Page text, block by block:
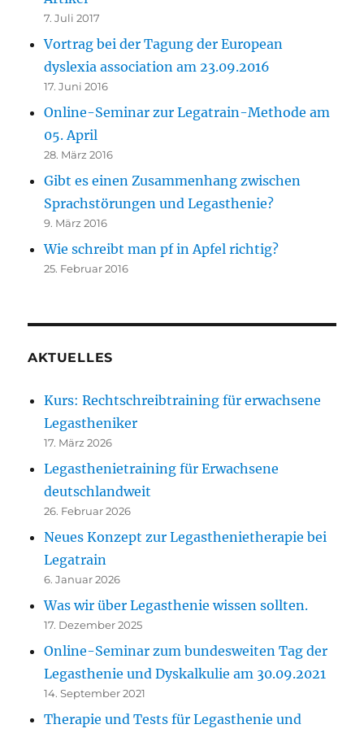
7. Juli 2017
Vortrag bei der Tagung der European
dyslexia association am 23.09.2016
17. Juni 2016
Online-Seminar zur Legatrain-Methode am
05. April
28. März 2016
Gibt es einen Zusammenhang zwischen
Sprachstörungen und Legasthenie?
9. März 2016
Wie schreibt man pf in Apfel richtig?
25. Februar 2016
AKTUELLES
Kurs: Rechtschreibtraining für erwachsene
Legastheniker
17. März 2026
Legasthenietraining für Erwachsene
deutschlandweit
26. Februar 2026
Neues Konzept zur Legasthenietherapie bei
Legatrain
6. Januar 2026
Was wir über Legasthenie wissen sollten.
17. Dezember 2025
Online-Seminar zum bundesweiten Tag der
Legasthenie und Dyskalkulie am 30.09.2021
14. September 2021
Therapie und Tests für Legasthenie und